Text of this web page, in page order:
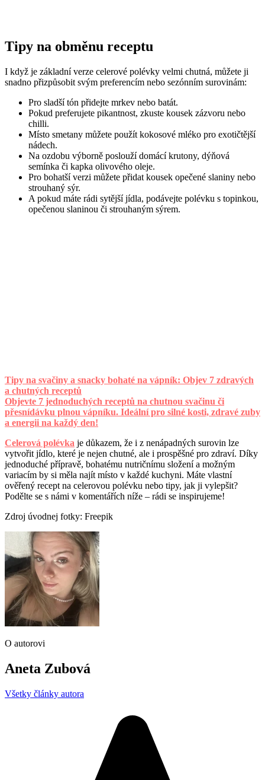
Tipy na obměnu receptu
I když je základní verze celerové polévky velmi chutná, můžete ji
snadno přizpůsobit svým preferencím nebo sezónním surovinám:
Pro sladší tón přidejte mrkev nebo batát.
Pokud preferujete pikantnost, zkuste kousek zázvoru nebo
chilli.
Místo smetany můžete použít kokosové mléko pro exotičtější
nádech.
Na ozdobu výborně poslouží domácí krutony, dýňová
semínka či kapka olivového oleje.
Pro bohatší verzi můžete přidat kousek opečené slaniny nebo
strouhaný sýr.
A pokud máte rádi sytější jídla, podávejte polévku s topinkou,
opečenou slaninou či strouhaným sýrem.
Tipy na svačiny a snacky bohaté na vápník: Objev 7 zdravých
a chutných receptů
Objevte 7 jednoduchých receptů na chutnou svačinu či
přesnídávku plnou vápníku. Ideální pro silné kosti, zdravé zuby
a energii na každý den!
Celerová polévka je důkazem, že i z nenápadných surovin lze
vytvořit jídlo, které je nejen chutné, ale i prospěšné pro zdraví. Díky
jednoduché přípravě, bohatému nutričnímu složení a možným
variacím by si měla najít místo v každé kuchyni. Máte vlastní
ověřený recept na celerovou polévku nebo tipy, jak ji vylepšit?
Podělte se s námi v komentářích níže – rádi se inspirujeme!
Zdroj úvodnej fotky: Freepik
O autorovi
Aneta Zubová
Všetky články autora